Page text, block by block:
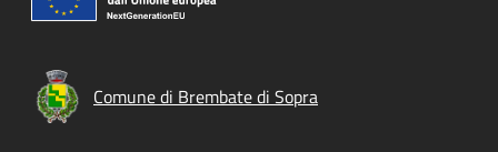
Comune di Brembate di Sopra